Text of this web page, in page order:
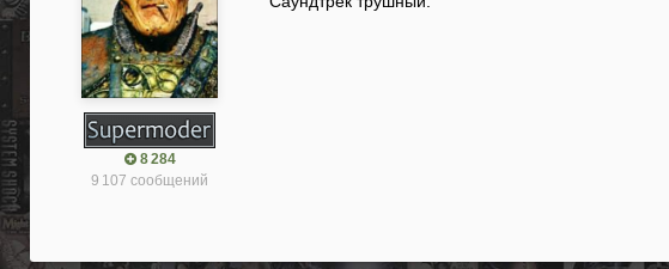
8 284
9 107 сообщений